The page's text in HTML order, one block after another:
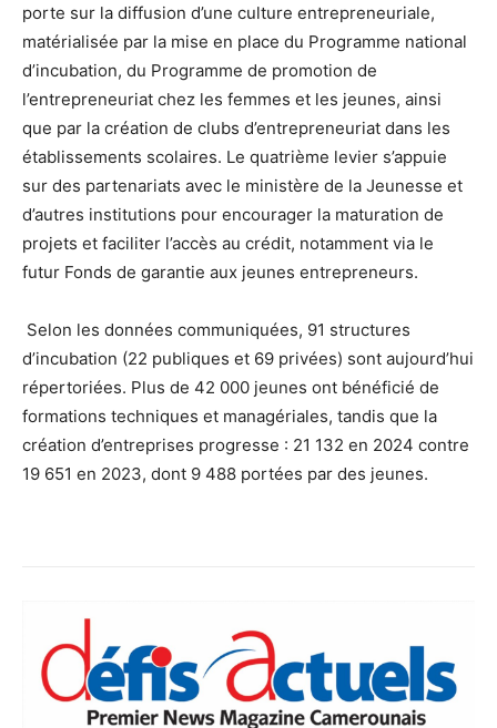
porte sur la diffusion d’une culture entrepreneuriale,
matérialisée par la mise en place du Programme national
d’incubation, du Programme de promotion de
l’entrepreneuriat chez les femmes et les jeunes, ainsi
que par la création de clubs d’entrepreneuriat dans les
établissements scolaires. Le quatrième levier s’appuie
sur des partenariats avec le ministère de la Jeunesse et
d’autres institutions pour encourager la maturation de
projets et faciliter l’accès au crédit, notamment via le
futur Fonds de garantie aux jeunes entrepreneurs.
Selon les données communiquées, 91 structures
d’incubation (22 publiques et 69 privées) sont aujourd’hui
répertoriées. Plus de 42 000 jeunes ont bénéficié de
formations techniques et managériales, tandis que la
création d’entreprises progresse : 21 132 en 2024 contre
19 651 en 2023, dont 9 488 portées par des jeunes.